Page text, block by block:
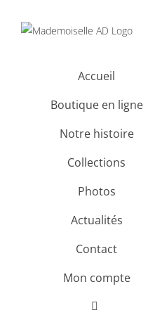
Accueil
Boutique en ligne
Notre histoire
Collections
Photos
Actualités
Contact
Mon compte